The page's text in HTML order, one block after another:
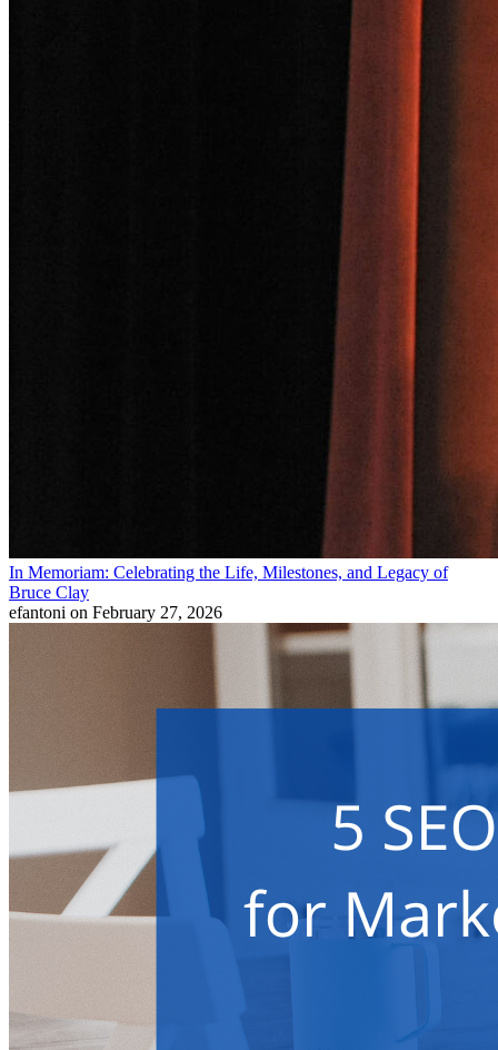
In Memoriam: Celebrating the Life, Milestones, and Legacy of
Bruce Clay
efantoni on February 27, 2026